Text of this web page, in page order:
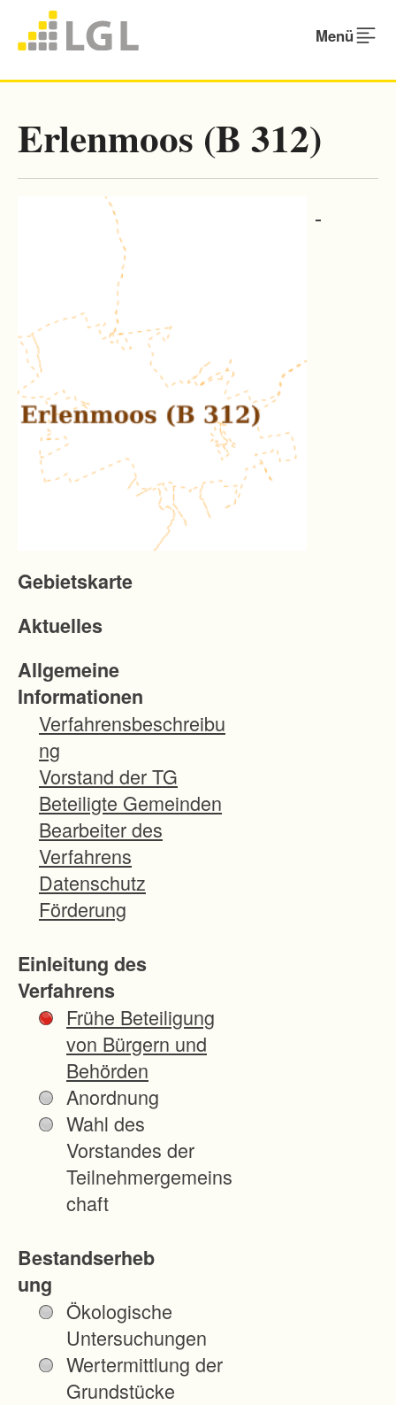
Menü
Erlenmoos (B 312)
Gebietskarte
Aktuelles
Allgemeine
Informationen
Verfahrensbeschreibu
ng
Vorstand der TG
Beteiligte Gemeinden
Bearbeiter des
Verfahrens
Datenschutz
Förderung
Einleitung des
Verfahrens
Frühe Beteiligung
von Bürgern und
Behörden
Anordnung
Wahl des
Vorstandes der
Teilnehmergemeins
chaft
Bestandserheb
ung
Ökologische
Untersuchungen
Wertermittlung der
Grundstücke